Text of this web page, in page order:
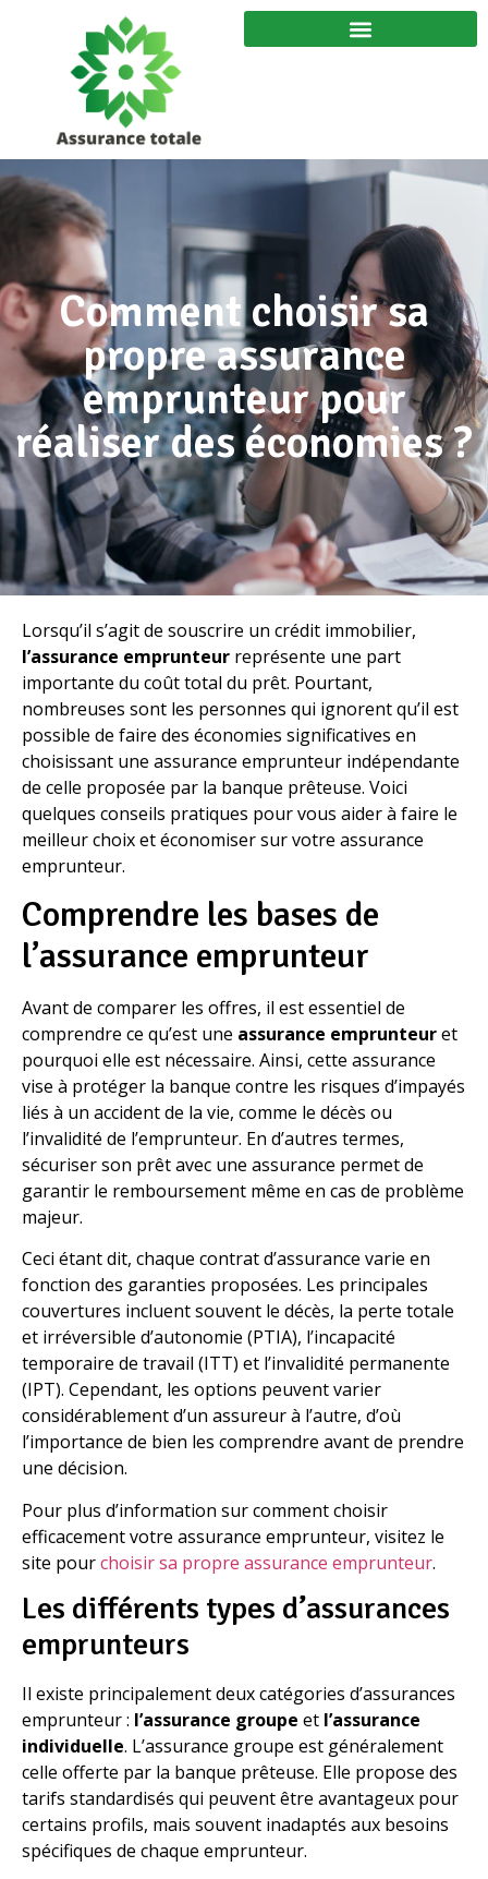
Comment choisir sa
propre assurance
emprunteur pour
réaliser des économies ?
Lorsqu’il s’agit de souscrire un crédit immobilier,
l’assurance emprunteur représente une part
importante du coût total du prêt. Pourtant,
nombreuses sont les personnes qui ignorent qu’il est
possible de faire des économies significatives en
choisissant une assurance emprunteur indépendante
de celle proposée par la banque prêteuse. Voici
quelques conseils pratiques pour vous aider à faire le
meilleur choix et économiser sur votre assurance
emprunteur.
Comprendre les bases de
l’assurance emprunteur
Avant de comparer les offres, il est essentiel de
comprendre ce qu’est une assurance emprunteuret
pourquoi elle est nécessaire. Ainsi, cette assurance
vise à protéger la banque contre les risques d’impayés
liés à un accident de la vie, comme le décès ou
l’invalidité de l’emprunteur. En d’autres termes,
sécuriser son prêt avec une assurance permet de
garantir le remboursement même en cas de problème
majeur.
Ceci étant dit, chaque contrat d’assurance varie en
fonction des garanties proposées. Les principales
couvertures incluent souvent le décès, la perte totale
et irréversible d’autonomie (PTIA), l’incapacité
temporaire de travail (ITT) et l’invalidité permanente
(IPT). Cependant, les options peuvent varier
considérablement d’un assureur à l’autre, d’où
l’importance de bien les comprendre avant de prendre
une décision.
Pour plus d’information sur comment choisir
efficacement votre assurance emprunteur, visitez le
site pourchoisir sa propre assurance emprunteur.
Les différents types d’assurances
emprunteurs
Il existe principalement deux catégories d’assurances
emprunteur : l’assurance groupe et l’assurance
individuelle. L’assurance groupe est généralement
celle offerte par la banque prêteuse. Elle propose des
tarifs standardisés qui peuvent être avantageux pour
certains profils, mais souvent inadaptés aux besoins
spécifiques de chaque emprunteur.